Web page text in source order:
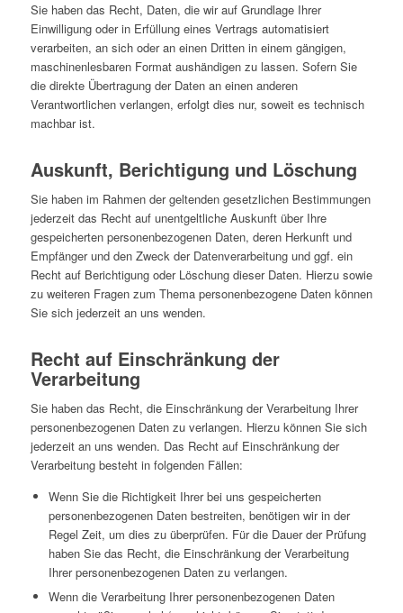
Sie haben das Recht, Daten, die wir auf Grundlage Ihrer
Einwilligung oder in Erfüllung eines Vertrags automatisiert
verarbeiten, an sich oder an einen Dritten in einem gängigen,
maschinenlesbaren Format aushändigen zu lassen. Sofern Sie
die direkte Übertragung der Daten an einen anderen
Verantwortlichen verlangen, erfolgt dies nur, soweit es technisch
machbar ist.
Auskunft, Berichtigung und Löschung
Sie haben im Rahmen der geltenden gesetzlichen Bestimmungen
jederzeit das Recht auf unentgeltliche Auskunft über Ihre
gespeicherten personenbezogenen Daten, deren Herkunft und
Empfänger und den Zweck der Datenverarbeitung und ggf. ein
Recht auf Berichtigung oder Löschung dieser Daten. Hierzu sowie
zu weiteren Fragen zum Thema personenbezogene Daten können
Sie sich jederzeit an uns wenden.
Recht auf Einschränkung der
Verarbeitung
Sie haben das Recht, die Einschränkung der Verarbeitung Ihrer
personenbezogenen Daten zu verlangen. Hierzu können Sie sich
jederzeit an uns wenden. Das Recht auf Einschränkung der
Verarbeitung besteht in folgenden Fällen:
Wenn Sie die Richtigkeit Ihrer bei uns gespeicherten
personenbezogenen Daten bestreiten, benötigen wir in der
Regel Zeit, um dies zu überprüfen. Für die Dauer der Prüfung
haben Sie das Recht, die Einschränkung der Verarbeitung
Ihrer personenbezogenen Daten zu verlangen.
Wenn die Verarbeitung Ihrer personenbezogenen Daten